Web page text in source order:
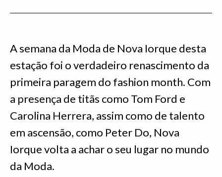
A semana da Moda de Nova Iorque desta
estação foi o verdadeiro renascimento da
primeira paragem do fashion month. Com
a presença de titãs como Tom Ford e
Carolina Herrera, assim como de talento
em ascensão, como Peter Do, Nova
Iorque volta a achar o seu lugar no mundo
da Moda.